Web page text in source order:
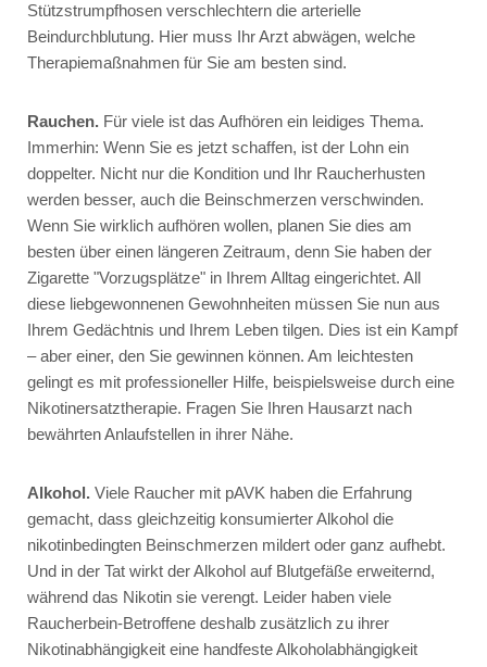
Stützstrumpfhosen verschlechtern die arterielle
Beindurchblutung. Hier muss Ihr Arzt abwägen, welche
Therapiemaßnahmen für Sie am besten sind.
Rauchen. Für viele ist das Aufhören ein leidiges Thema.
Immerhin: Wenn Sie es jetzt schaffen, ist der Lohn ein
doppelter. Nicht nur die Kondition und Ihr Raucherhusten
werden besser, auch die Beinschmerzen verschwinden.
Wenn Sie wirklich aufhören wollen, planen Sie dies am
besten über einen längeren Zeitraum, denn Sie haben der
Zigarette "Vorzugsplätze" in Ihrem Alltag eingerichtet. All
diese liebgewonnenen Gewohnheiten müssen Sie nun aus
Ihrem Gedächtnis und Ihrem Leben tilgen. Dies ist ein Kampf
– aber einer, den Sie gewinnen können. Am leichtesten
gelingt es mit professioneller Hilfe, beispielsweise durch eine
Nikotinersatztherapie. Fragen Sie Ihren Hausarzt nach
bewährten Anlaufstellen in ihrer Nähe.
Alkohol. Viele Raucher mit pAVK haben die Erfahrung
gemacht, dass gleichzeitig konsumierter Alkohol die
nikotinbedingten Beinschmerzen mildert oder ganz aufhebt.
Und in der Tat wirkt der Alkohol auf Blutgefäße erweiternd,
während das Nikotin sie verengt. Leider haben viele
Raucherbein-Betroffene deshalb zusätzlich zu ihrer
Nikotinabhängigkeit eine handfeste Alkoholabhängigkeit